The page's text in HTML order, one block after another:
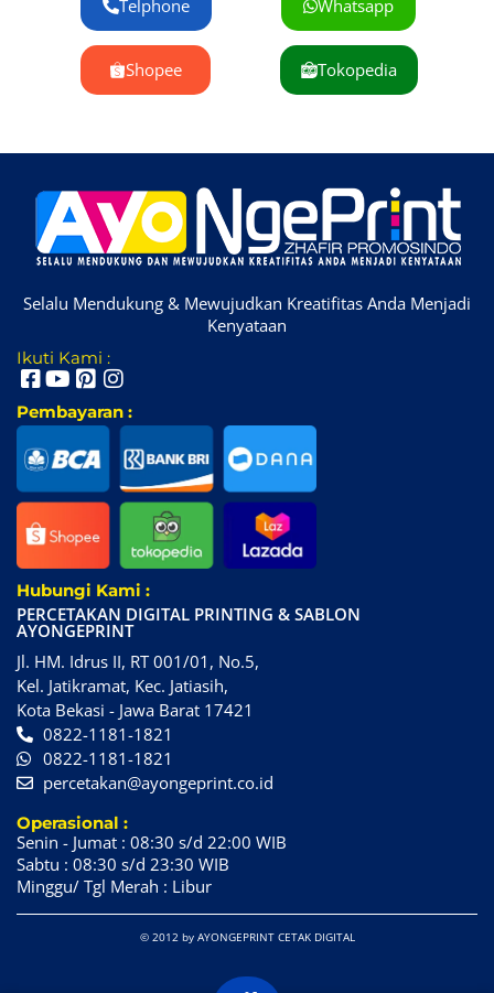
Telphone Whatsapp
Shopee Tokopedia
Selalu Mendukung & Mewujudkan Kreatifitas Anda Menjadi
Kenyataan
Ikuti Kami :
Pembayaran :
Hubungi Kami :
PERCETAKAN DIGITAL PRINTING & SABLON
AYONGEPRINT
Jl. HM. Idrus II, RT 001/01, No.5,
Kel. Jatikramat, Kec. Jatiasih,
Kota Bekasi - Jawa Barat 17421
0822-1181-1821
0822-1181-1821
percetakan@ayongeprint.co.id
Operasional :
Senin - Jumat : 08:30 s/d 22:00 WIB
Sabtu : 08:30 s/d 23:30 WIB
Minggu/ Tgl Merah : Libur
© 2012 by AYONGEPRINT CETAK DIGITAL